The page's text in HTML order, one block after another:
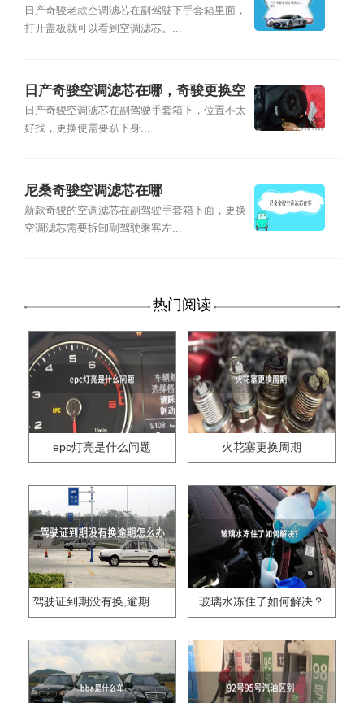
日产奇骏老款空调滤芯在副驾驶下手套箱里面，
打开盖板就可以看到空调滤芯。...
日产奇骏空调滤芯在哪，奇骏更换空
调滤芯方法
日产奇骏空调滤芯在副驾驶手套箱下，位置不太
好找，更换使需要趴下身...
尼桑奇骏空调滤芯在哪
新款奇骏的空调滤芯在副驾驶手套箱下面，更换
空调滤芯需要拆卸副驾驶乘客左...
热门阅读
epc灯亮是什么问题 火花塞更换周期
驾驶证到期没有换,逾期怎么办?? 玻璃水冻住了如何解决？